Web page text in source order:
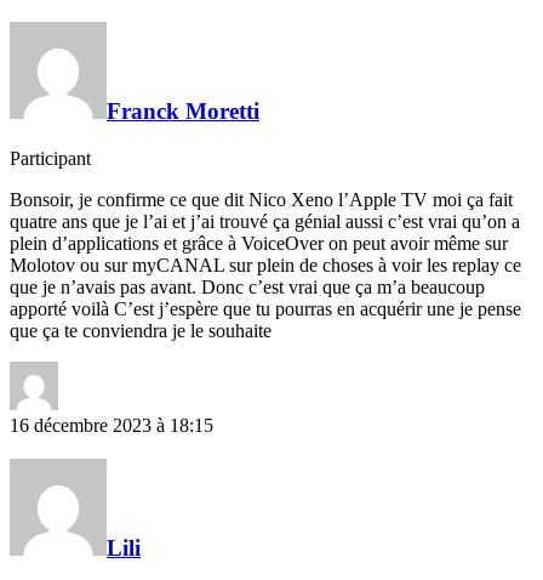
Franck Moretti
Participant
Bonsoir, je confirme ce que dit Nico Xeno l’Apple TV moi ça fait
quatre ans que je l’ai et j’ai trouvé ça génial aussi c’est vrai qu’on a
plein d’applications et grâce à VoiceOver on peut avoir même sur
Molotov ou sur myCANAL sur plein de choses à voir les replay ce
que je n’avais pas avant. Donc c’est vrai que ça m’a beaucoup
apporté voilà C’est j’espère que tu pourras en acquérir une je pense
que ça te conviendra je le souhaite
16 décembre 2023 à 18:15
Lili